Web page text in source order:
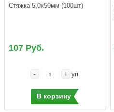
107 Руб.
- + уп.
В корзину